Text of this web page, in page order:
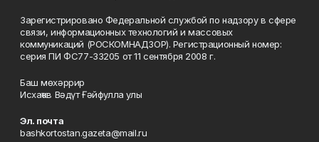
Зарегистрировано Федеральной службой по надзору в сфере
связи, информационных технологий и массовых
коммуникаций (РОСКОМНАДЗОР). Регистрационный номер:
серия ПИ ФС77-33205 от 11 сентября 2008 г.
Баш мөхәррир
Исхаҡов Вәдүт Ғәйфулла улы
Эл. почта
bashkortostan.gazeta@mail.ru